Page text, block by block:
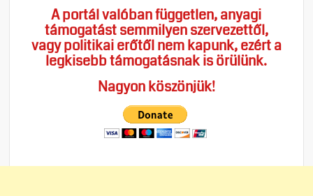
A portál valóban független, anyagi
támogatást semmilyen szervezettől,
vagy politikai erőtől nem kapunk, ezért a
legkisebb támogatásnak is örülünk.
Nagyon köszönjük!